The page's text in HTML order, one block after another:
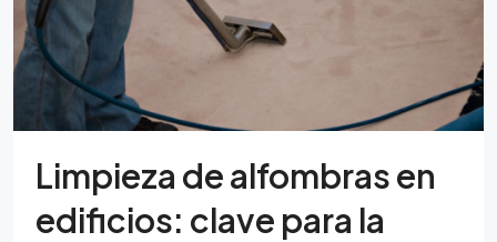
Limpieza de alfombras en
edificios: clave para la